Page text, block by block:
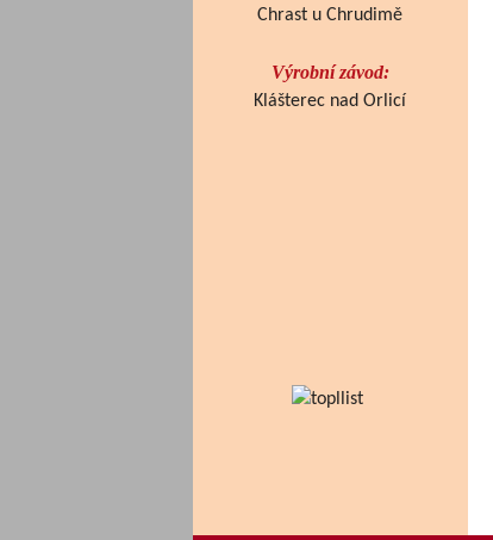
Chrast u Chrudimě
Výrobní závod:
Klášterec nad Orlicí